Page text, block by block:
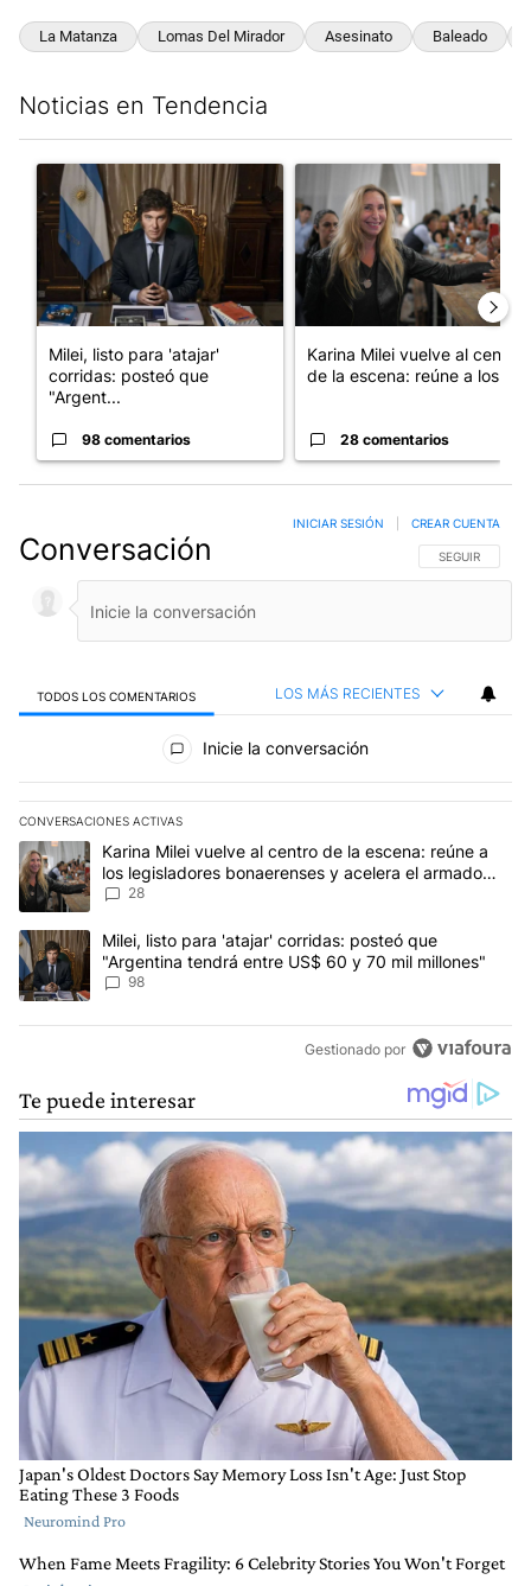
La Matanza Lomas Del Mirador Asesinato Baleado
Noticias en Tendencia
Un artículo de tendencia con el título "Milei, listo para 'atajar'
Milei, listo para 'atajar'
corridas: posteó que
"Argent...
98 comentarios
Un artículo de tendencia
Karina Milei vuelve al centro
de la escena: reúne a los...
28 comentarios
Conversación SIGA ESTA
SEGUIR
INICIAR SESIÓN CREAR CUENTA
TODOS LOS COMENTARIOS LOS MÁS RECIENTES
Todos los comentarios
Inicie la conversación
CONVERSACIONES ACTIVAS
Este listado muestra los artículos con más comentarios en los
Un artículo de tendencia con el título "Karina Milei vuelve al
Karina Milei vuelve al centro de la escena: reúne a
los legisladores bonaerenses y acelera el armado
para 2027
28
Un artículo de tendencia con el título "Milei, listo para 'atajar'
Milei, listo para 'atajar' corridas: posteó que
"Argentina tendrá entre US$ 60 y 70 mil millones"
98
Gestionado por